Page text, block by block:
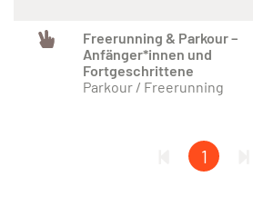
Freerunning & Parkour –
Anfänger*innen und
Fortgeschrittene
Parkour / Freerunning
1